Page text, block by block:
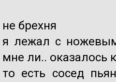
не брехня
я лежал с
мне ли.. оказалось
то есть сосед